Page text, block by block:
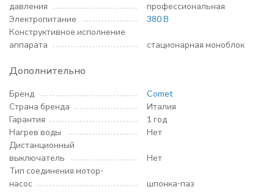
давления
профессиональная
Электропитание
380 В
Конструктивное исполнение
аппарата
стационарная моноблок
Дополнительно
Бренд
Comet
Страна бренда
Италия
Гарантия
1 год
Нагрев воды
Нет
Дистанционный
выключатель
Нет
Тип соединения мотор-
насос
шпонка-паз